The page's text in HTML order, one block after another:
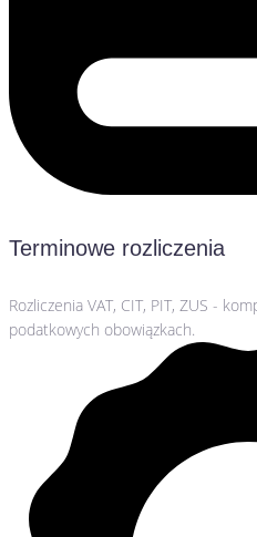
Terminowe rozliczenia
Rozliczenia VAT, CIT, PIT, ZUS -
podatkowych obowiązkach.